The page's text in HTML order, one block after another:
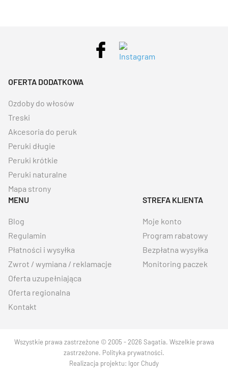
OFERTA DODATKOWA
Ozdoby do włosów
Treski
Akcesoria do peruk
Peruki długie
Peruki krótkie
Peruki naturalne
Mapa strony
MENU
Blog
Regulamin
Płatności i wysyłka
Zwrot / wymiana / reklamacje
Oferta uzupełniająca
Oferta regionalna
Kontakt
STREFA KLIENTA
Moje konto
Program rabatowy
Bezpłatna wysyłka
Monitoring paczek
Wszystkie prawa zastrzeżone © 2005 - 2026 Sagatia. Wszelkie prawa
zastrzeżone. Polityka prywatności.
Realizacja projektu: Igor Chudy